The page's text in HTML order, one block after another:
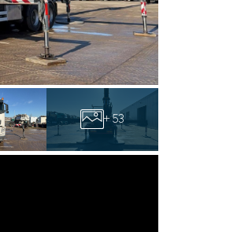
+ 53